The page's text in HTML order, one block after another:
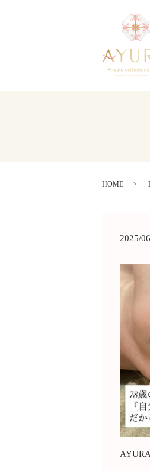
HOME
2025/